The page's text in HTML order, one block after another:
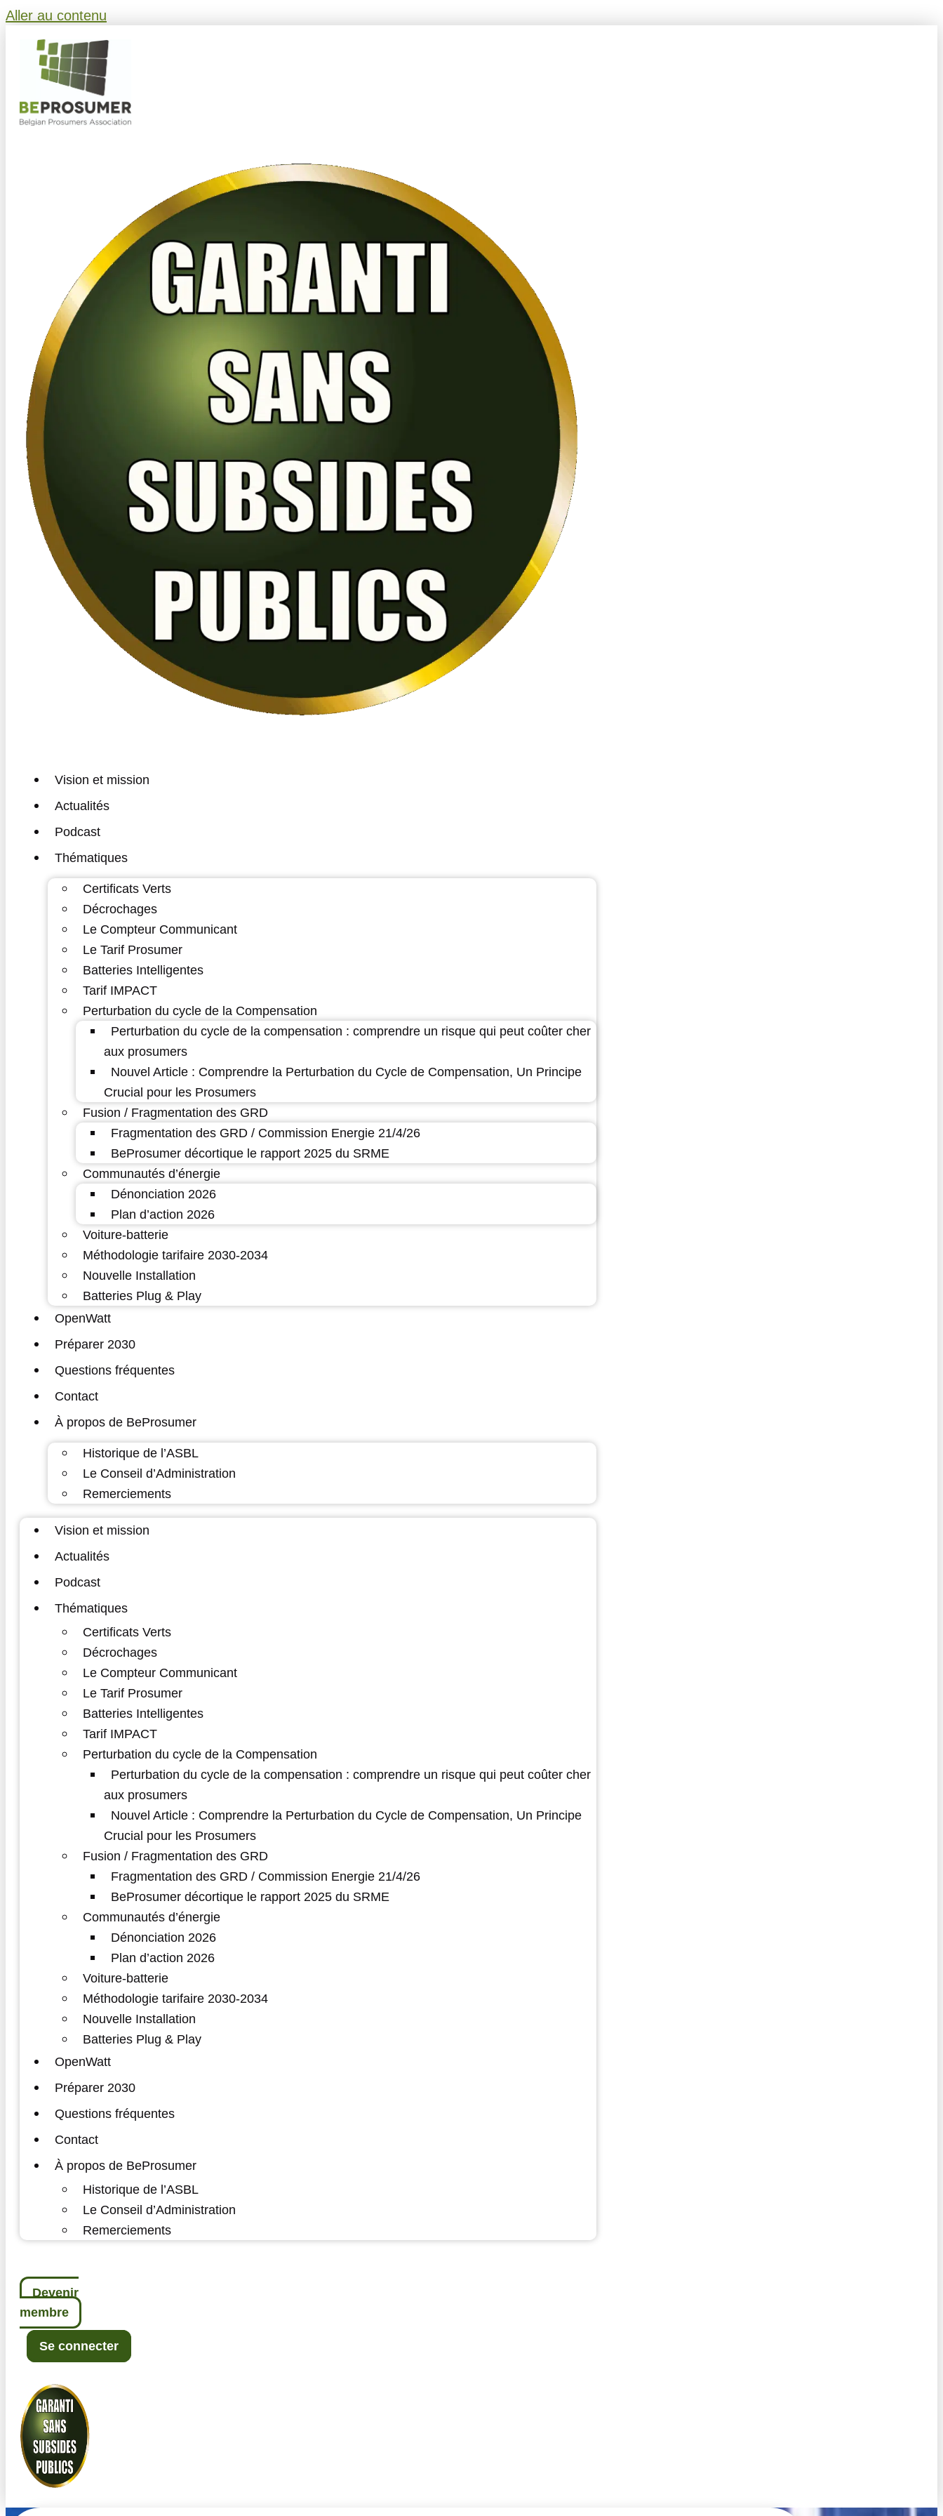
Aller au contenu
Vision et mission
Actualités
Podcast
Thématiques
Certificats Verts
Décrochages
Le Compteur Communicant
Le Tarif Prosumer
Batteries Intelligentes
Tarif IMPACT
Perturbation du cycle de la Compensation
Perturbation du cycle de la compensation : comprendre un risque qui peut coûter cher
aux prosumers
Nouvel Article : Comprendre la Perturbation du Cycle de Compensation, Un Principe
Crucial pour les Prosumers
Fusion / Fragmentation des GRD
Fragmentation des GRD / Commission Energie 21/4/26
BeProsumer décortique le rapport 2025 du SRME
Communautés d’énergie
Dénonciation 2026
Plan d’action 2026
Voiture-batterie
Méthodologie tarifaire 2030-2034
Nouvelle Installation
Batteries Plug & Play
OpenWatt
Préparer 2030
Questions fréquentes
Contact
À propos de BeProsumer
Historique de l’ASBL
Le Conseil d’Administration
Remerciements
Vision et mission
Actualités
Podcast
Thématiques
Certificats Verts
Décrochages
Le Compteur Communicant
Le Tarif Prosumer
Batteries Intelligentes
Tarif IMPACT
Perturbation du cycle de la Compensation
Perturbation du cycle de la compensation : comprendre un risque qui peut coûter cher
aux prosumers
Nouvel Article : Comprendre la Perturbation du Cycle de Compensation, Un Principe
Crucial pour les Prosumers
Fusion / Fragmentation des GRD
Fragmentation des GRD / Commission Energie 21/4/26
BeProsumer décortique le rapport 2025 du SRME
Communautés d’énergie
Dénonciation 2026
Plan d’action 2026
Voiture-batterie
Méthodologie tarifaire 2030-2034
Nouvelle Installation
Batteries Plug & Play
OpenWatt
Préparer 2030
Questions fréquentes
Contact
À propos de BeProsumer
Historique de l’ASBL
Le Conseil d’Administration
Remerciements
Devenir
membre
Se connecter